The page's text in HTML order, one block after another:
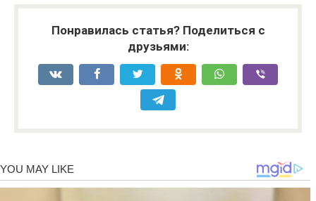
Понравилась статья? Поделиться с
друзьями: